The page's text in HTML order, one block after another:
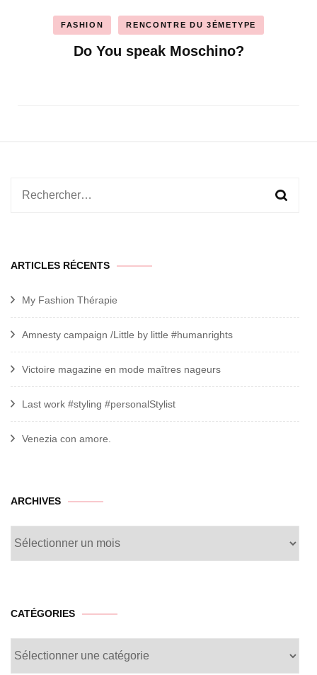
FASHION RENCONTRE DU 3ÉMETYPE
Do You speak Moschino?
Rechercher :
ARTICLES RÉCENTS
My Fashion Thérapie
Amnesty campaign /Little by little #humanrights
Victoire magazine en mode maîtres nageurs
Last work #styling #personalStylist
Venezia con amore.
ARCHIVES archives
CATÉGORIES